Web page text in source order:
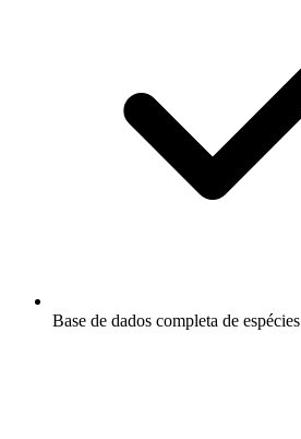
Base de dados completa de espécies